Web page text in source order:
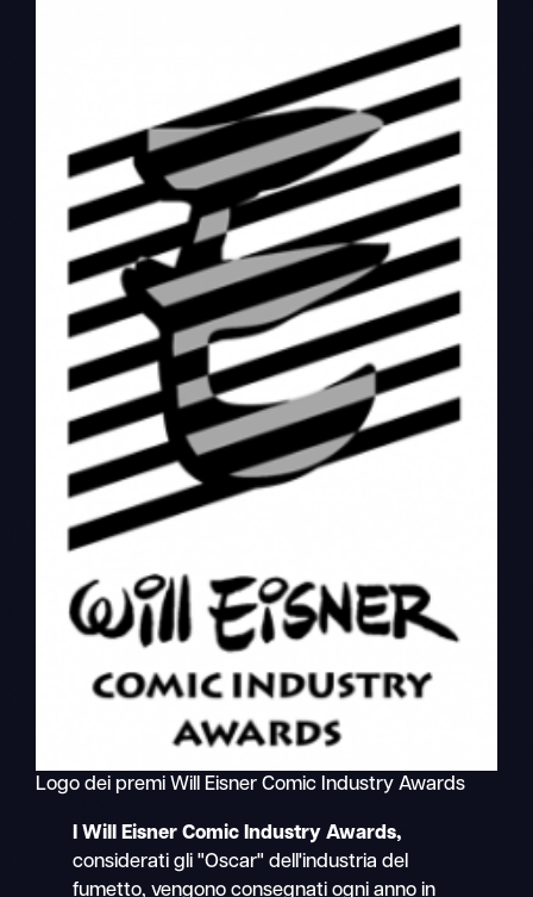
Logo dei premi Will Eisner Comic Industry Awards
I Will Eisner Comic Industry Awards,
considerati gli "Oscar" dell'industria del
fumetto, vengono consegnati ogni anno in